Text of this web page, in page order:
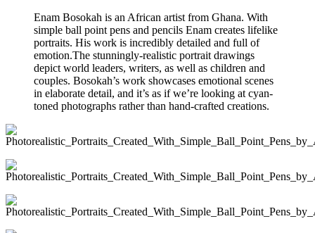
Enam Bosokah is an African artist from Ghana. With
simple ball point pens and pencils Enam creates lifelike
portraits. His work is incredibly detailed and full of
emotion.The stunningly-realistic portrait drawings
depict world leaders, writers, as well as children and
couples. Bosokah’s work showcases emotional scenes
in elaborate detail, and it’s as if we’re looking at cyan-
toned photographs rather than hand-crafted creations.